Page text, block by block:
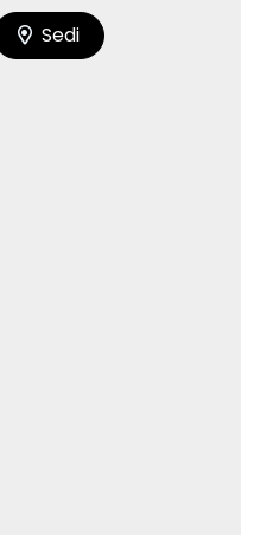
Sedi